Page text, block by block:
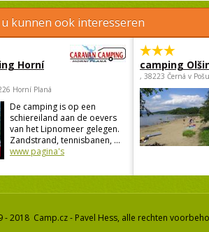
kunnen ook interesseren
Horní
Horní Planá
De camping is op een
schiereiland aan de oevers
van het Lipnomeer gelegen.
Zandstrand, tennisbanen, ...
www pagina's
camping
, 38223 Černá v
- 2018 Camp.cz - Pavel Hess, alle rechten